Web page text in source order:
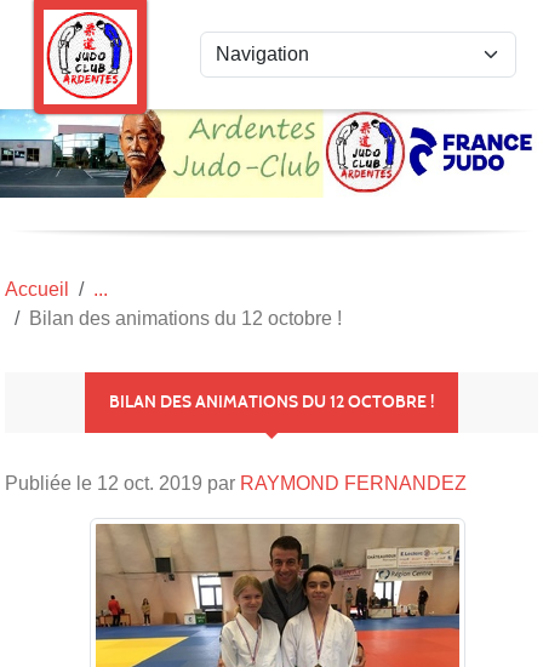
Accueil
Bilan des animations du 12 octobre !
BILAN DES ANIMATIONS DU 12 OCTOBRE !
Publiée le 12 oct. 2019 par RAYMOND FERNANDEZ
Panneau de gestion des cookies